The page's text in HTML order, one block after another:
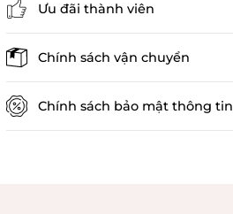
Ưu đãi thành viên
Chính sách vận chuyển
Chính sách bảo mật thông tin